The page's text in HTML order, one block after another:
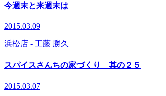
今週末と来週末は
2015.03.09
浜松店 - 工藤 勝久
スパイスさんちの家づくり 其の２５
2015.03.07